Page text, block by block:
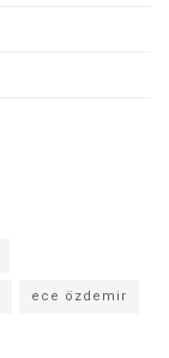
ece özdemir